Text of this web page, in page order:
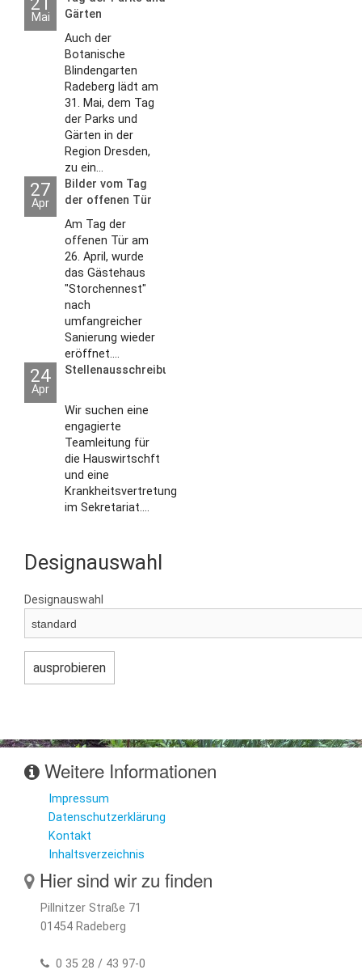
Mai
Gärten
Auch der
Botanische
Blindengarten
Radeberg lädt am
31. Mai, dem Tag
der Parks und
Gärten in der
Region Dresden,
zu ein...
27
Apr
Bilder vom Tag
der offenen Tür
2026
Am Tag der
offenen Tür am
26. April, wurde
das Gästehaus
"Storchennest"
nach
umfangreicher
Sanierung wieder
eröffnet....
24
Apr
Stellenausschreibungen
Wir suchen eine
engagierte
Teamleitung für
die Hauswirtschft
und eine
Krankheitsvertretung
im Sekretariat....
Designauswahl
Designauswahl
Weitere Informationen
Impressum
Datenschutzerklärung
Kontakt
Inhaltsverzeichnis
Hier sind wir zu finden
Pillnitzer Straße 71
01454 Radeberg
0 35 28 / 43 97-0